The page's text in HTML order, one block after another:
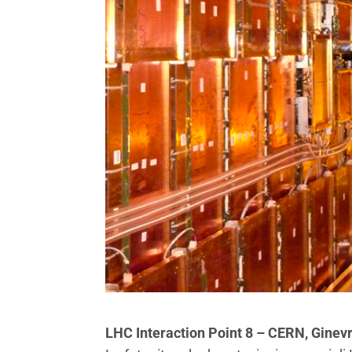
LHC Interaction Point 8 – CERN,